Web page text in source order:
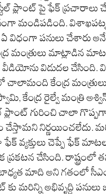
ప్లాంట్ పై ఫేక్ ప్రచారాలు
మండిపడింది.
విధంగా పనులు చేశారు
మంత్రులు మాట్లాడిన
వీడియోను విడుదల చేసింది.
కేంద్ర మంత్రులు
కేంద్ర రైల్వే మంత్రి
గురించి చాలా గొప్పగా
చేస్తామని నిర్ణయించలేదు.
వ్యక్తులు చెప్పే ఫేక్
ప్రకటన చేసింది.
మాది అని గతంలో సీఎం
మరిన్ని అభివృద్ధి పనులు